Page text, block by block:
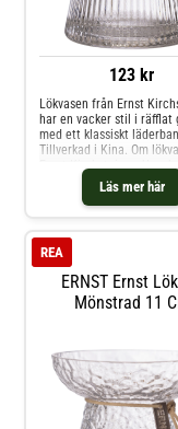
123 kr
Läs mer här
Lökvasen från Ernst
har en vacker stil i räfflat
med ett klassiskt
Tillverkad i Kina. Om
Ernst Kirchsteiger-
den vackra designen.-
glas och läder.- Lökvasen
olika storlekar. Shoppa
ERNST Ernst
Mönstrad 11
REA